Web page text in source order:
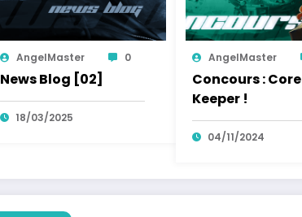
AngelMaster 0
News Blog [02]
18/03/2025
AngelMaster
Concours : Core
Keeper !
04/11/2024